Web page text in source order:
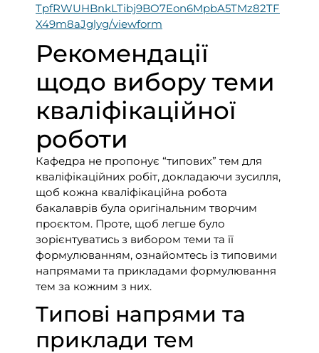
TpfRWUHBnkLTibj9BO7Eon6MpbA5TMz82TF
X49m8aJglyg/viewform
Рекомендації
щодо вибору теми
кваліфікаційної
роботи
Кафедра не пропонує “типових” тем для
кваліфікаційних робіт, докладаючи зусилля,
щоб кожна кваліфікаційна робота
бакалаврів була оригінальним творчим
проєктом. Проте, щоб легше було
зорієнтуватись з вибором теми та її
формулюванням, ознайомтесь із типовими
напрямами та прикладами формулювання
тем за кожним з них.
Типові напрями та
приклади тем